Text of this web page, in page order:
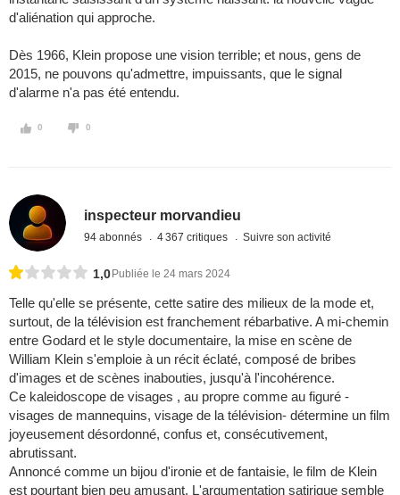
d'aliénation qui approche.
Dès 1966, Klein propose une vision terrible; et nous, gens de
2015, ne pouvons qu'admettre, impuissants, que le signal
d'alarme n'a pas été entendu.
0 0
inspecteur morvandieu
94 abonnés 4 367 critiques Suivre son activité
1,0 Publiée le 24 mars 2024
Telle qu'elle se présente, cette satire des milieux de la mode et,
surtout, de la télévision est franchement rébarbative. A mi-chemin
entre Godard et le style documentaire, la mise en scène de
William Klein s'emploie à un récit éclaté, composé de bribes
d'images et de scènes inabouties, jusqu'à l'incohérence.
Ce kaleidoscope de visages , au propre comme au figuré -
visages de mannequins, visage de la télévision- détermine un film
joyeusement désordonné, confus et, consécutivement,
abrutissant.
Annoncé comme un bijou d'ironie et de fantaisie, le film de Klein
est pourtant bien peu amusant. L'argumentation satirique semble